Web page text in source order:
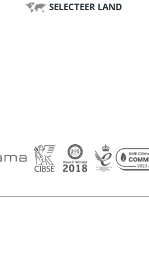
SELECTEER LAND